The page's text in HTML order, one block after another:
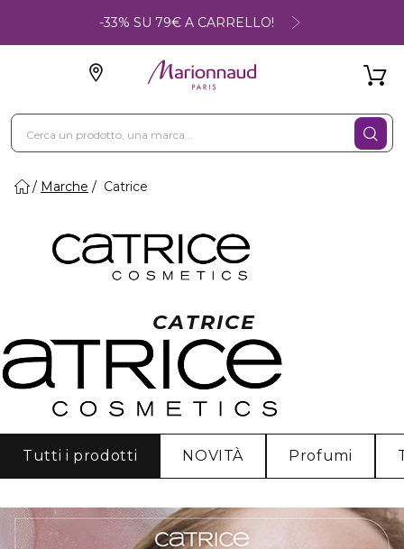
-33% SU 79€ A CARRELLO!
Marche Catrice
CATRICE
Tutti i prodotti NOVITÀ Profumi